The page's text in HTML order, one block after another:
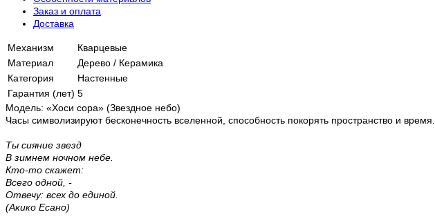
Заказ и оплата
Доставка
Механизм
Кварцевые
Материал
Дерево / Керамика
Категория
Настенные
Гарантия (лет) 5
Модель: «Хоси сора» (Звездное небо)
Часы символизируют бесконечность вселенной, способность покорять пространство и время.
Ты сияние звезд
В зимнем ночном небе.
Кто-то скажет:
Всего одной, -
Отвечу: всех до единой.
(Акико Есано)